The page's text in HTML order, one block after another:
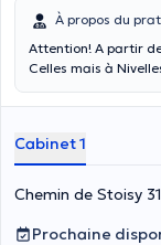
À propos du
Attention! A partir
Celles mais à Nivelles. Le Docteur Dagonnier est une
fois par semaine
C'est par ailleurs
cérébrales. Le Docteur Dagonnier ne reçoit pas les patients de
moins de 15 ans.
Cabinet 1
Chemin de Stoisy
Prochaine